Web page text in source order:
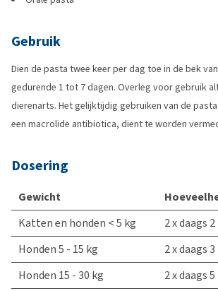
Gebruik
Dien de pasta twee keer per dag toe in de bek
gedurende 1 tot 7 dagen. Overleg voor gebruik
dierenarts. Het gelijktijdig gebruiken van de
een macrolide antibiotica, dient te worden
Dosering
Gewicht
Katten en honden < 5 kg
2 x daags
Honden 5 - 15 kg
2 x daags
Honden 15 - 30 kg
2 x daags